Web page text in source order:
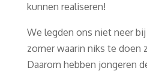
kunnen realiseren!
We legden ons niet neer
zomer waarin niks te doen
Daarom hebben jongeren